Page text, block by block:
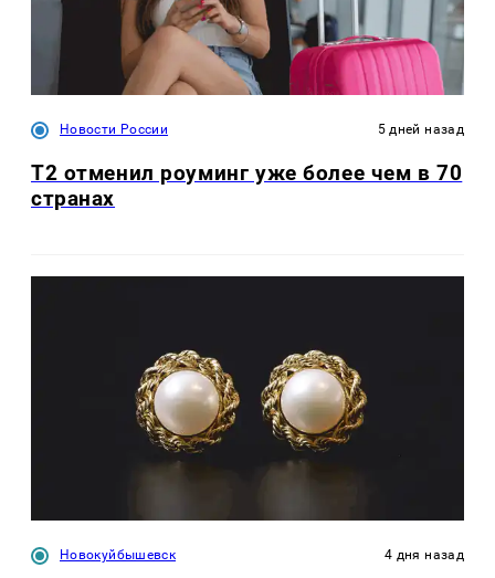
Новости России 5 дней назад
Т2 отменил роуминг уже более чем в 70
странах
Новокуйбышевск 4 дня назад